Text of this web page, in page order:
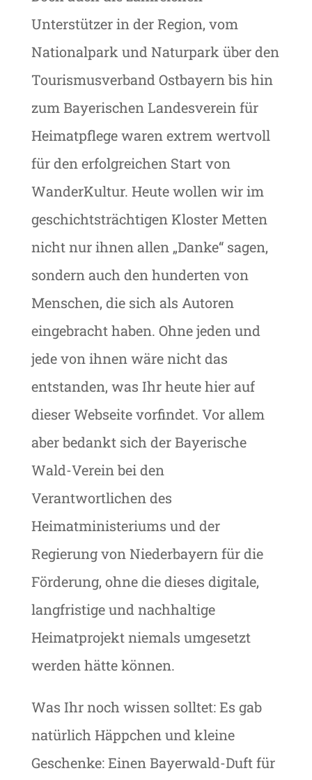
Unterstützer in der Region, vom
Nationalpark und Naturpark über den
Tourismusverband Ostbayern bis hin
zum Bayerischen Landesverein für
Heimatpflege waren extrem wertvoll
für den erfolgreichen Start von
WanderKultur. Heute wollen wir im
geschichtsträchtigen Kloster Metten
nicht nur ihnen allen „Danke“ sagen,
sondern auch den hunderten von
Menschen, die sich als Autoren
eingebracht haben. Ohne jeden und
jede von ihnen wäre nicht das
entstanden, was Ihr heute hier auf
dieser Webseite vorfindet. Vor allem
aber bedankt sich der Bayerische
Wald-Verein bei den
Verantwortlichen des
Heimatministeriums und der
Regierung von Niederbayern für die
Förderung, ohne die dieses digitale,
langfristige und nachhaltige
Heimatprojekt niemals umgesetzt
werden hätte können.
Was Ihr noch wissen solltet: Es gab
natürlich Häppchen und kleine
Geschenke: Einen Bayerwald-Duft für